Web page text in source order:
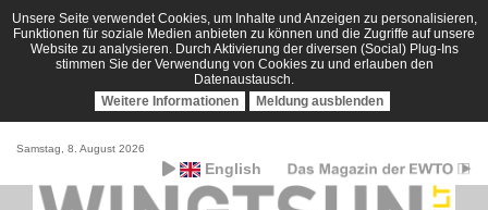
Unsere Seite verwendet Cookies, um Inhalte und Anzeigen zu personalisieren,
Funktionen für soziale Medien anbieten zu können und die Zugriffe auf unsere
Website zu analysieren. Durch Aktivierung der diversen (Social) Plug-Ins
stimmen Sie der Verwendung von Cookies zu und erlauben den
Datenaustausch.
Weitere Informationen
Meldung ausblenden
Samstag, 8. August 2026
English